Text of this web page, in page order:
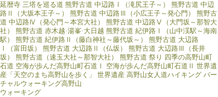
延暦寺 三塔を巡る道 熊野古道 中辺路Ⅰ（滝尻王子～）
熊野古道 中辺
路Ⅱ（大坂本王子～）
熊野古道 中辺路Ⅲ（小広王子～発心門）
熊野古
道 中辺路Ⅳ（発心門～本宮大社）
熊野古道 中辺路Ⅴ（大門坂～那智大
社）
熊野古道 赤木越·湯峯·大日越 熊野古道 紀伊路Ⅰ（山中渓駅～海南
駅）
熊野古道 紀伊路Ⅱ（藤白神社～藤代坂～）
熊野古道 大辺路
Ⅰ（富田坂）
熊野古道 大辺路Ⅱ（仏坂）
熊野古道 大辺路Ⅲ（長井
坂）
熊野古道（速玉大社～那智大社） 熊野古道 祭り 四季の高野山町
石道 空海が歩んだ高野山町石道Ⅰ 空海が歩んだ高野山町石道Ⅱ
世界遺
産「天空のまち高野山を歩く」
世界遺産 高野山女人道ハイキング バー
チャルウォーキング高野山
ウォーキング